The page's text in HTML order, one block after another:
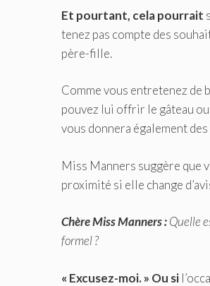
Et pourtant, cela pourrait
tenez pas compte des
père-fille.
Comme vous entretenez de
pouvez lui offrir le gâteau
vous donnera également
Miss Manners suggère que
proximité si elle change
Chère Miss Manners :Quelle
formel ?
« Excusez-moi. » Ou si